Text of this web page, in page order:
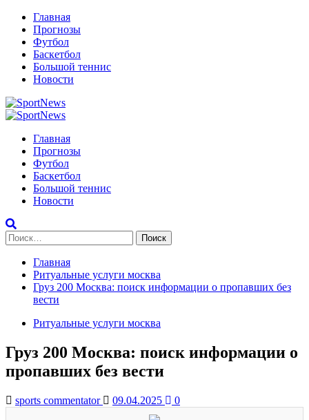
Перейти
содержимому
Главная
Прогнозы
Футбол
Баскетбол
Большой теннис
Новости
Primary
Главная
Прогнозы
Футбол
Баскетбол
Большой теннис
Новости
Найти:
Главная
Ритуальные услуги москва
Груз 200 Москва: поиск информации о пропавших без
вести
Ритуальные услуги москва
Груз 200 Москва: поиск информации о
пропавших без вести
sports commentator 09.04.2025 0